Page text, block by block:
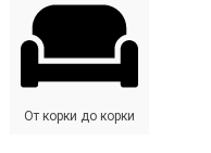
От корки до корки